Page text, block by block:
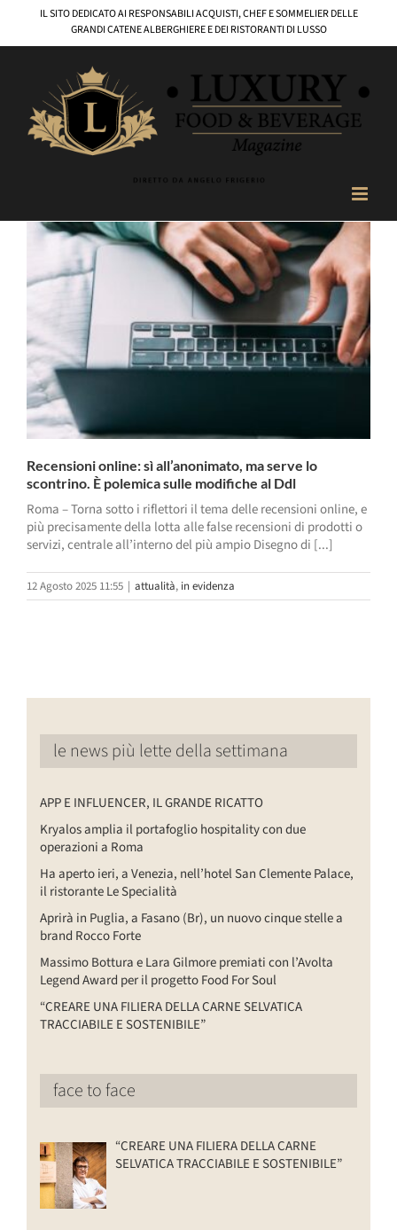
contenuto
IL SITO DEDICATO AI RESPONSABILI ACQUISTI, CHEF E SOMMELIER DELLE
GRANDI CATENE ALBERGHIERE E DEI RISTORANTI DI LUSSO
Recensioni online: sì all’anonimato, ma serve lo
scontrino. È polemica sulle modifiche al Ddl
Roma – Torna sotto i riflettori il tema delle recensioni online, e
più precisamente della lotta alle false recensioni di prodotti o
servizi, centrale all’interno del più ampio Disegno di [...]
12 Agosto 2025 11:55 | attualità, in evidenza
le news più lette della settimana
APP E INFLUENCER, IL GRANDE RICATTO
Kryalos amplia il portafoglio hospitality con due
operazioni a Roma
Ha aperto ieri, a Venezia, nell’hotel San Clemente Palace,
il ristorante Le Specialità
Aprirà in Puglia, a Fasano (Br), un nuovo cinque stelle a
brand Rocco Forte
Massimo Bottura e Lara Gilmore premiati con l’Avolta
Legend Award per il progetto Food For Soul
“CREARE UNA FILIERA DELLA CARNE SELVATICA
TRACCIABILE E SOSTENIBILE”
face to face
“CREARE UNA FILIERA DELLA CARNE
SELVATICA TRACCIABILE E SOSTENIBILE”